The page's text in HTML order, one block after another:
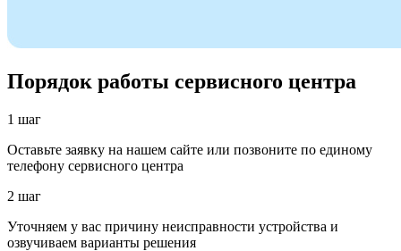
Порядок работы сервисного центра
1 шаг
Оставьте заявку на нашем сайте или позвоните по единому
телефону сервисного центра
2 шаг
Уточняем у вас причину неисправности устройства и
озвучиваем варианты решения